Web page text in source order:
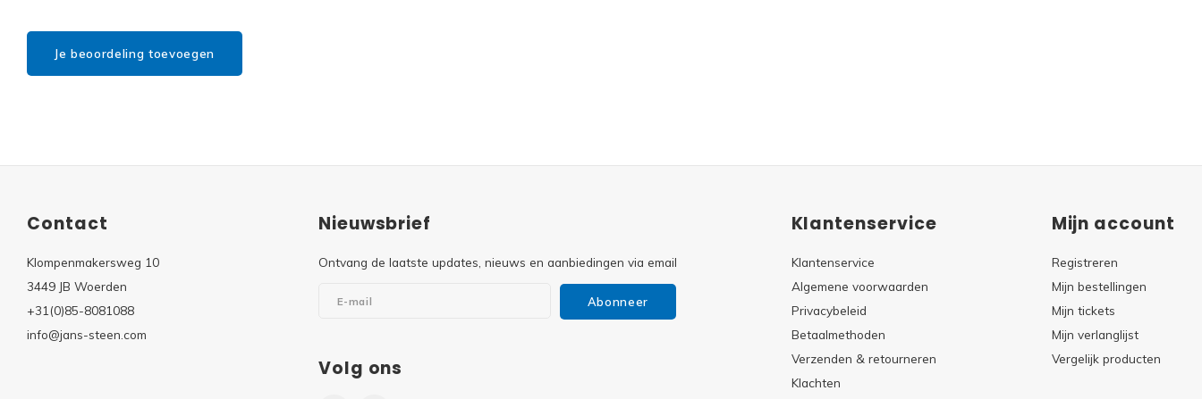
Je beoordeling toevoegen
Contact
Klompenmakersweg 10
3449 JB Woerden
+31(0)85-8081088
info@jans-steen.com
Nieuwsbrief
Ontvang de laatste updates, nieuws en aanbiedingen via email
Abonneer
Volg ons
Klantenservice
Klantenservice
Algemene voorwaarden
Privacybeleid
Betaalmethoden
Verzenden & retourneren
Klachten
Mijn account
Registreren
Mijn bestellingen
Mijn tickets
Mijn verlanglijst
Vergelijk producten